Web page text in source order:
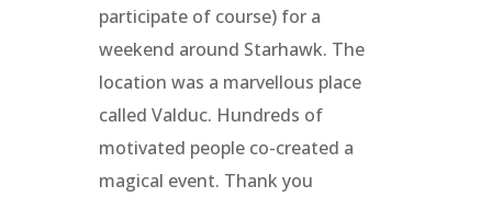
participate of course) for a
weekend around Starhawk. The
location was a marvellous place
called Valduc. Hundreds of
motivated people co-created a
magical event. Thank you